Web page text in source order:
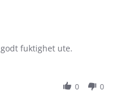
fuktighet ute.
0 0